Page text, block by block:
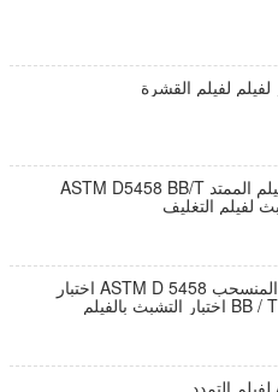
اختبار قوة التشبث للفيلم الممتد ASTM D5458 BB/T
اختبار التشبث بالفيلم المنسحب ASTM D 5458 اختبار
التشبث بالفيلم BB / T 0024 اختبار التشبث بالفيلم